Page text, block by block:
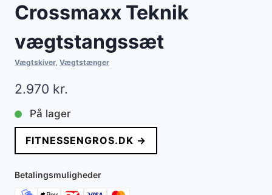
Crossmaxx Teknik
vægtstangssæt
Vægtskiver, Vægtstænger
2.970 kr.
På lager
FITNESSENGROS.DK →
Betalingsmuligheder